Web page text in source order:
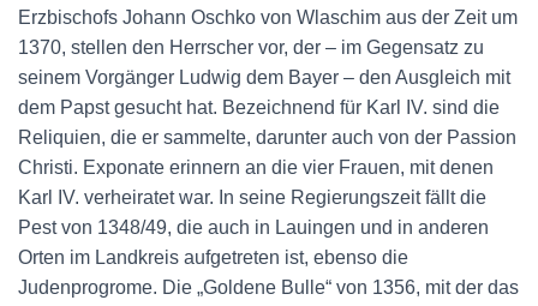
Erzbischofs Johann Oschko von Wlaschim aus der Zeit um
1370, stellen den Herrscher vor, der – im Gegensatz zu
seinem Vorgänger Ludwig dem Bayer – den Ausgleich mit
dem Papst gesucht hat. Bezeichnend für Karl IV. sind die
Reliquien, die er sammelte, darunter auch von der Passion
Christi. Exponate erinnern an die vier Frauen, mit denen
Karl IV. verheiratet war. In seine Regierungszeit fällt die
Pest von 1348/49, die auch in Lauingen und in anderen
Orten im Landkreis aufgetreten ist, ebenso die
Judenprogrome. Die „Goldene Bulle“ von 1356, mit der das